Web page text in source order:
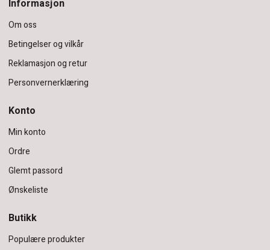
Informasjon
Om oss
Betingelser og vilkår
Reklamasjon og retur
Personvernerklæring
Konto
Min konto
Ordre
Glemt passord
Ønskeliste
Butikk
Populære produkter